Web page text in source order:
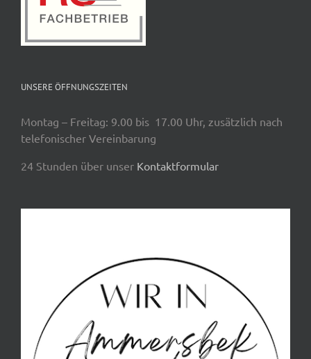
UNSERE ÖFFNUNGSZEITEN
Montag – Freitag: 9.00 bis 17.00 Uhr, zusätzlich nach
telefonischer Vereinbarung
24 Stunden über unser Kontaktformular